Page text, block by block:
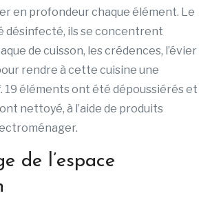
en profondeur chaque élément. Le
désinfecté, ils se concentrent
de cuisson, les crédences, l’évier
rendre à cette cuisine une
19 éléments ont été dépoussiérés et
nettoyé, à l’aide de produits
de l’espace